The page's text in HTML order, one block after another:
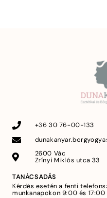
+36 30 76-00-133
2600 Vác
Zrínyi Miklós utca 33
TANÁCSADÁS
Kérdés esetén a fenti
munkanapokon 9:00 és